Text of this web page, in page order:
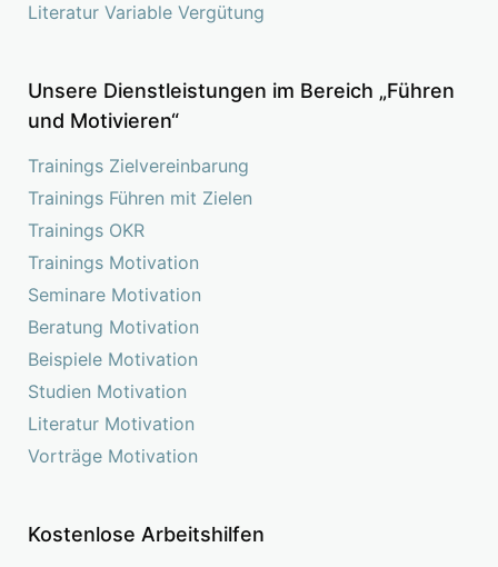
Literatur Variable Vergütung
Unsere Dienstleistungen im Bereich „Führen
und Motivieren“
Trainings Zielvereinbarung
Trainings Führen mit Zielen
Trainings OKR
Trainings Motivation
Seminare Motivation
Beratung Motivation
Beispiele Motivation
Studien Motivation
Literatur Motivation
Vorträge Motivation
Kostenlose Arbeitshilfen